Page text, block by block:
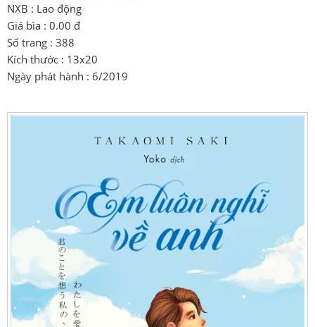
NXB : Lao động
Giá bìa : 0.00 đ
Số trang : 388
Kích thước : 13x20
Ngày phát hành : 6/2019